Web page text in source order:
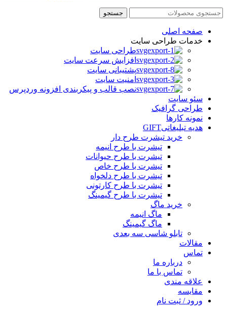
جستجو
صفحه اصلی
خدمات طراحی سایت
طراحی سایت
افزایش سرعت سایت
پشتیبانی سایت
امنیت سایت
نصب قالب و پیکربندی افزونه وردپرس
سئو سایت
طراحی گرافیک
نمونه کارها
هدیه تبلیغاتیGIFT
خرید تیشرت طرح دار
تیشرت با طرح انیمه
تیشرت با طرح حیوانات
تیشرت با طرح خاص
تیشرت با طرح دلخواه
تیشرت با طرح کارتونی
تیشرت با طرح گیمینگ
خرید ماگ
ماگ انیمه
ماگ گیمینگ
تابلو شاسی سه بعدی
مقالات
تماس
درباره ما
تماس با ما
علاقه مندی
مقایسه
ورود / ثبت نام